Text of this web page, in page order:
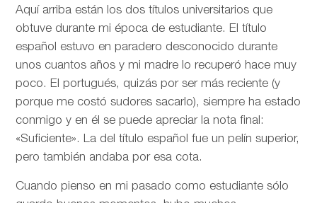
Aquí arriba están los dos títulos universitarios que
obtuve durante mi época de estudiante. El título
español estuvo en paradero desconocido durante
unos cuantos años y mi madre lo recuperó hace muy
poco. El portugués, quizás por ser más reciente (y
porque me costó sudores sacarlo), siempre ha estado
conmigo y en él se puede apreciar la nota final:
«Suficiente». La del título español fue un pelín superior,
pero también andaba por esa cota.
Cuando pienso en mi pasado como estudiante sólo